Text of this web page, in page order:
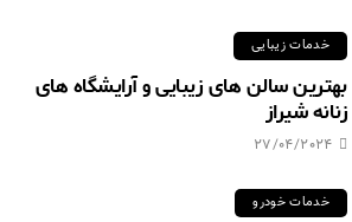
خدمات زیبایی
بهترین سالن های زیبایی و آرایشگاه های
زنانه شیراز
27/04/2024
خدمات خودرو